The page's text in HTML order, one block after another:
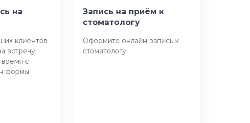
на
клиентов
встречу
время с
формы
Запись на приём к
стоматологу
Оформите онлайн-запись к
стоматологу